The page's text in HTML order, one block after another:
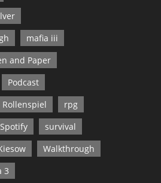
mafia iii
and Paper
Podcast
Rollenspiel
rpg
Spotify
survival
Walkthrough
3